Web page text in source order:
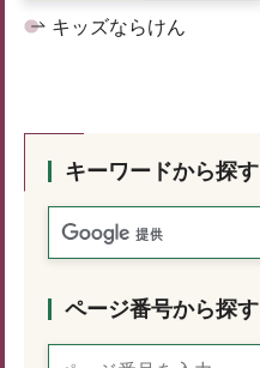
キッズならけん
キーワードから探す
ページ番号から探す